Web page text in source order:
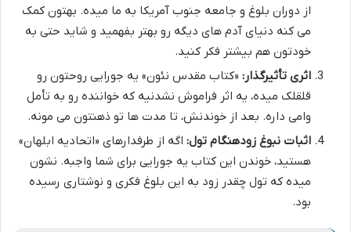
از دوران بلوغ و جامعه جنوب آمریکا به ما میده. بهتون کمک
می کنه دنیای آدم های دیگه رو بهتر بفهمید و شاید حتی به
خودتون هم بیشتر فکر کنید.
اثری تأثیرگذار: «کتاب مقدس نئون» یه جورایی روحتون رو
قلقلک میده، یه اثر فراموش نشدنیه که خواننده رو به تأمل
وامی داره. بعد از خوندنش، تا مدت ها تو ذهنتون می مونه.
اثبات نبوغ زودهنگام تول: اگه از طرفدارهای «اتحادیه ابلهان»
هستید، خوندن این کتاب یه جورایی برای شما واجبه. نشون
میده که تول چقدر زود به این بلوغ فکری و نوشتاری رسیده
بود.